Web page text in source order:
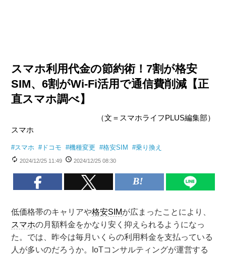
スマホ利用代金の節約術！7割が格安
SIM、6割がWi-Fi活用で通信費削減【正
直スマホ調べ】
（文＝スマホライフPLUS編集部）
スマホ
#スマホ #ドコモ #機種変更 #格安SIM #乗り換え
2024/12/25 11:49 2024/12/25 08:30
低価格帯のキャリアや格安SIMが広まったことにより、
スマホの月額料金をかなり安く抑えられるようになっ
た。では、昨今は毎月いくらの利用料金を支払っている
人が多いのだろうか。IoTコンサルティングが運営する